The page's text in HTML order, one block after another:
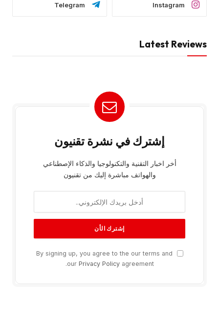
Instagram
Telegram
Latest Reviews
إشترك في نشرة تقنيون
أخر اخبار التقنية والتكنولوجيا والذكاء الإصطناعي
والهواتف مباشرة إليك من تقنيون
By signing up, you agree to the our terms and
our Privacy Policyagreement.